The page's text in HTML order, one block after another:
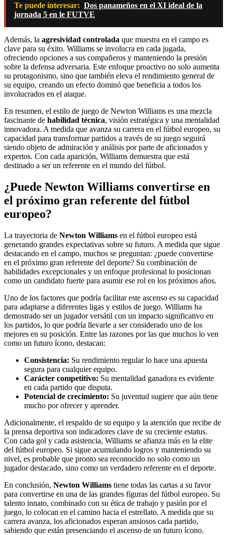
Te puede interesar: Dos panameños en el XI ideal de la
jornada 5 en le FUTVE
Además, la agresividad controlada que muestra en el campo es
clave para su éxito. Williams se involucra en cada jugada,
ofreciendo opciones a sus compañeros y manteniendo la presión
sobre la defensa adversaria. Este enfoque proactivo no solo aumenta
su protagonismo, sino que también eleva el rendimiento general de
su equipo, creando un efecto dominó que beneficia a todos los
involucrados en el ataque.
En resumen, el estilo de juego de Newton Williams es una mezcla
fascinante de habilidad técnica, visión estratégica y una mentalidad
innovadora. A medida que avanza su carrera en el fútbol europeo, su
capacidad para transformar partidos a través de su juego seguirá
siendo objeto de admiración y análisis por parte de aficionados y
expertos. Con cada aparición, Williams demuestra que está
destinado a ser un referente en el mundo del fútbol.
¿Puede Newton Williams convertirse en
el próximo gran referente del fútbol
europeo?
La trayectoria de Newton Williams en el fútbol europeo está
generando grandes expectativas sobre su futuro. A medida que sigue
destacando en el campo, muchos se preguntan: ¿puede convertirse
en el próximo gran referente del deporte? Su combinación de
habilidades excepcionales y un enfoque profesional lo posicionan
como un candidato fuerte para asumir ese rol en los próximos años.
Uno de los factores que podría facilitar este ascenso es su capacidad
para adaptarse a diferentes ligas y estilos de juego. Williams ha
demostrado ser un jugador versátil con un impacto significativo en
los partidos, lo que podría llevarle a ser considerado uno de los
mejores en su posición. Entre las razones por las que muchos lo ven
como un futuro ícono, destacan:
Consistencia: Su rendimiento regular lo hace una apuesta
segura para cualquier equipo.
Carácter competitivo: Su mentalidad ganadora es evidente
en cada partido que disputa.
Potencial de crecimiento: Su juventud sugiere que aún tiene
mucho por ofrecer y aprender.
Adicionalmente, el respaldo de su equipo y la atención que recibe de
la prensa deportiva son indicadores clave de su creciente estatus.
Con cada gol y cada asistencia, Williams se afianza más en la elite
del fútbol europeo. Si sigue acumulando logros y manteniendo su
nivel, es probable que pronto sea reconocido no solo como un
jugador destacado, sino como un verdadero referente en el deporte.
En conclusión, Newton Williams tiene todas las cartas a su favor
para convertirse en una de las grandes figuras del fútbol europeo. Su
talento innato, combinado con su ética de trabajo y pasión por el
juego, lo colocan en el camino hacia el estrellato. A medida que su
carrera avanza, los aficionados esperan ansiosos cada partido,
sabiendo que están presenciando el ascenso de un futuro ícono.